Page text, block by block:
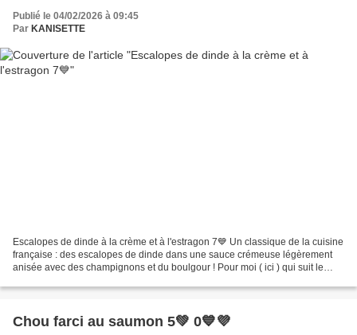
Publié le 04/02/2026 à 09:45
Par KANISETTE
Escalopes de dinde à la crème et à l'estragon 7💙 Un classique de la cuisine
française : des escalopes de dinde dans une sauce crémeuse légèrement
anisée avec des champignons et du boulgour ! Pour moi ( ici ) qui suit le
Chou farci au saumon 5💚 0💙💜